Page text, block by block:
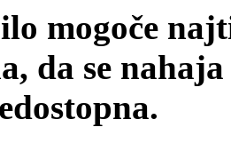
mogoče
da se